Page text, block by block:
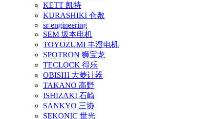
KETT 凯特
KURASHIKI 仓敷
sr-engineering
SEM 坂本电机
TOYOZUMI 丰澄电机
SPOTRON 狮宝龙
TECLOCK 得乐
OBISHI 大菱计器
TAKANO 高野
ISHIZAKI 石崎
SANKYO 三协
SEKONIC 世光